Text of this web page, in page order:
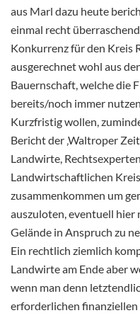
aus Marl dazu heute
einmal recht
Konkurrenz für den Kreis
ausgerechnet wohl aus
Bauernschaft, welche die
bereits/noch immer nutzen.
Kurzfristig wollen,
Bericht der ‚Waltroper
Landwirte,
Landwirtschaftlichen
zusammenkommen um
auszuloten, eventuell hier
Gelände in Anspruch zu
Ein rechtlich ziemlich
Landwirte am Ende aber
wenn man denn
erforderlichen